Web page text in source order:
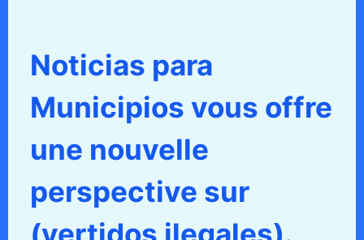
Noticias para
Municipios vous offre
une nouvelle
perspective sur